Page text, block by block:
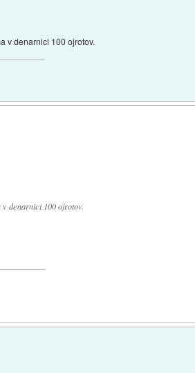
v denarnici 100 ojrotov.
denarnici 100 ojrotov.